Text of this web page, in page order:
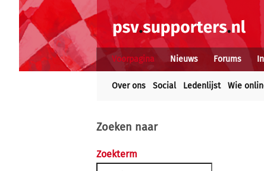
Voorpagina Nieuws Forums
Over ons Social Ledenlijst Wie
Zoeken naar
Zoekterm